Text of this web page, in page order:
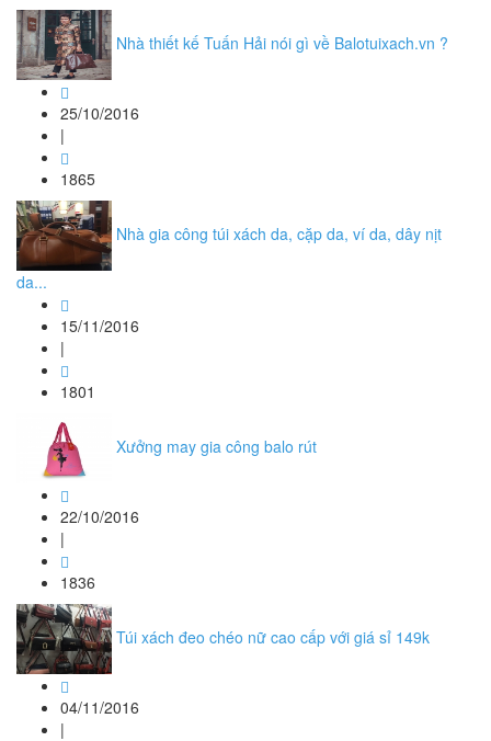
Nhà thiết kế Tuấn Hải nói gì về Balotuixach.vn ?
25/10/2016
|
1865
Nhà gia công túi xách da, cặp da, ví da, dây nịt
da...
15/11/2016
|
1801
Xưởng may gia công balo rút
22/10/2016
|
1836
Túi xách đeo chéo nữ cao cấp với giá sỉ 149k
04/11/2016
|